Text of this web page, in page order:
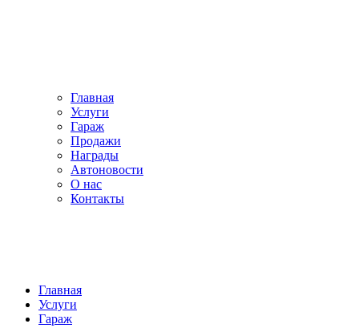
Главная
Услуги
Гараж
Продажи
Награды
Автоновости
О нас
Контакты
Главная
Услуги
Гараж